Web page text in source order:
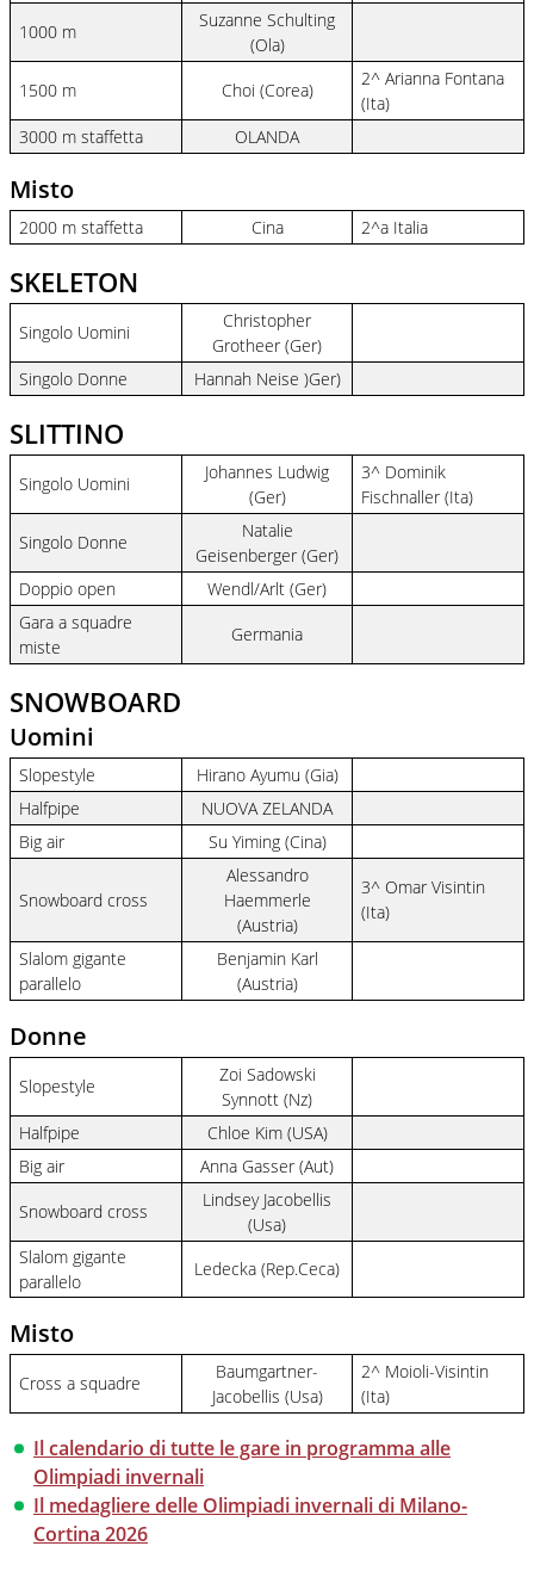
1000 m
Suzanne Schulting
(Ola)
1500 m
Choi (Corea)
2^ Arianna Fontana
(Ita)
3000 m staffetta
OLANDA
Misto
2000 m staffetta Cina 2^a Italia
SKELETON
Singolo Uomini
Christopher
Grotheer (Ger)
Singolo Donne
Hannah Neise )Ger)
SLITTINO
Singolo Uomini
Johannes Ludwig
(Ger)
3^ Dominik
Fischnaller (Ita)
Singolo Donne
Natalie
Geisenberger (Ger)
Doppio open
Wendl/Arlt (Ger)
Gara a squadre
miste
Germania
SNOWBOARD
Uomini
Slopestyle
Hirano Ayumu (Gia)
Halfpipe
NUOVA ZELANDA
Big air
Su Yiming (Cina)
Snowboard cross
Alessandro
Haemmerle
(Austria)
3^ Omar Visintin
(Ita)
Slalom gigante
parallelo
Benjamin Karl
(Austria)
Donne
Slopestyle
Zoi Sadowski
Synnott (Nz)
Halfpipe
Chloe Kim (USA)
Big air
Anna Gasser (Aut)
Snowboard cross
Lindsey Jacobellis
(Usa)
Slalom gigante
parallelo
Ledecka (Rep.Ceca)
Misto
Cross a squadre
Baumgartner-
Jacobellis (Usa)
2^ Moioli-Visintin
(Ita)
Il calendario di tutte le gare in programma alle
Olimpiadi invernali
Il medagliere delle Olimpiadi invernali di Milano-
Cortina 2026